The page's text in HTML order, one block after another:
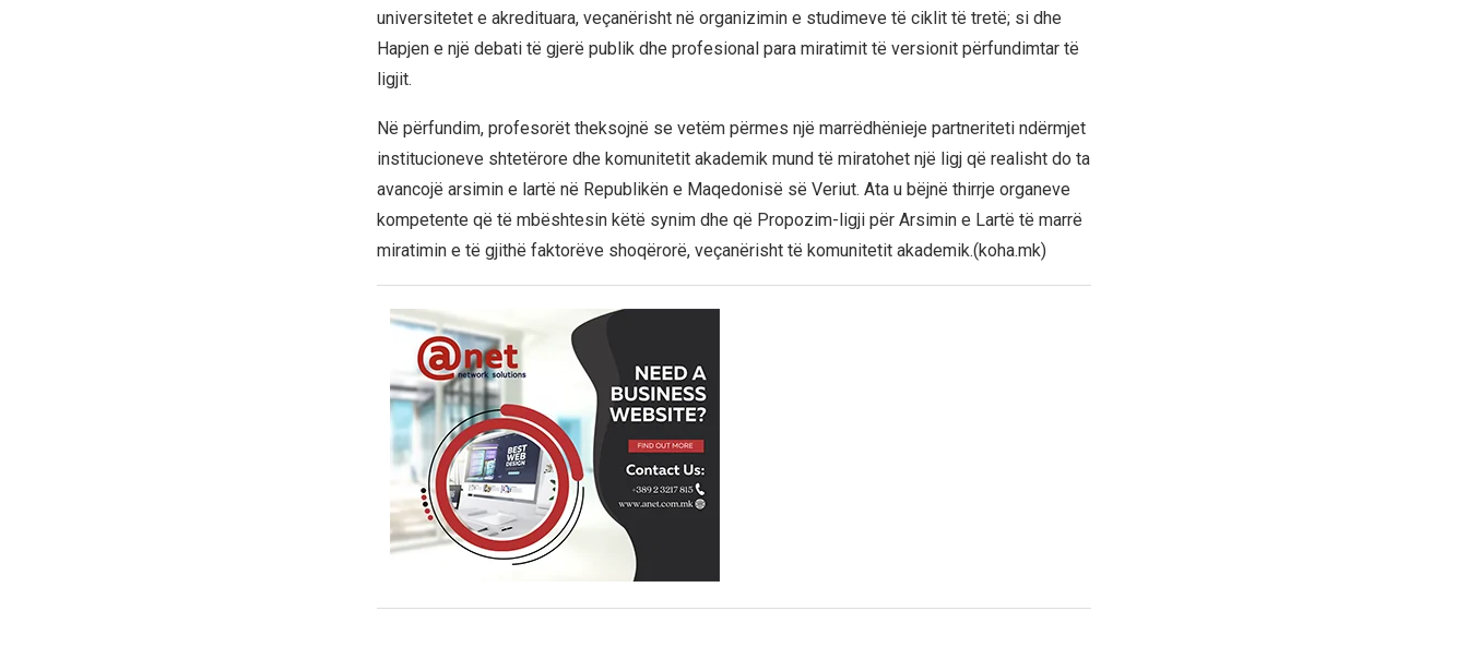
universitetet e akredituara, veçanërisht në organizimin e studimeve të ciklit të tretë; si dhe
Hapjen e një debati të gjerë publik dhe profesional para miratimit të versionit përfundimtar të
ligjit.
Në përfundim, profesorët theksojnë se vetëm përmes një marrëdhënieje partneriteti ndërmjet
institucioneve shtetërore dhe komunitetit akademik mund të miratohet një ligj që realisht do ta
avancojë arsimin e lartë në Republikën e Maqedonisë së Veriut. Ata u bëjnë thirrje organeve
kompetente që të mbështesin këtë synim dhe që Propozim-ligji për Arsimin e Lartë të marrë
miratimin e të gjithë faktorëve shoqërorë, veçanërisht të komunitetit akademik.(koha.mk)